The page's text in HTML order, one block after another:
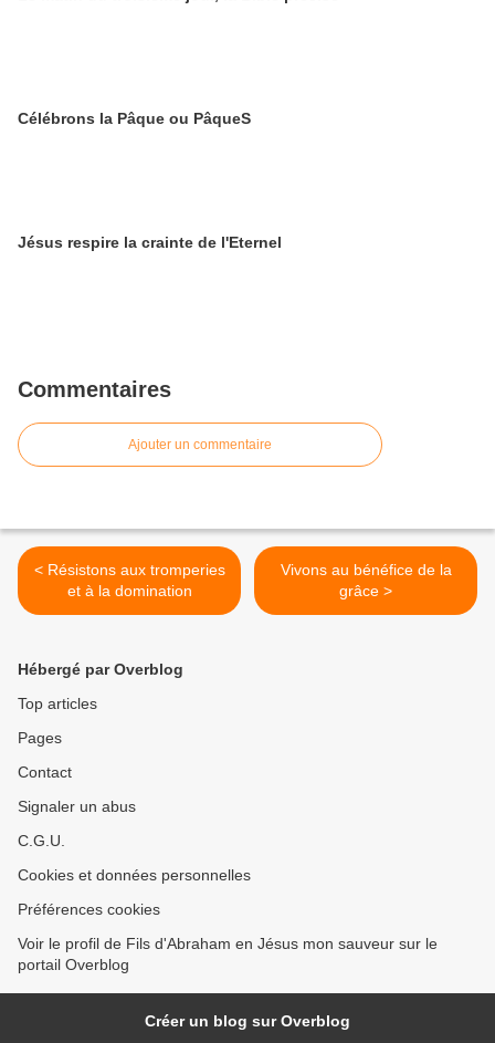
Célébrons la Pâque ou PâqueS
Jésus respire la crainte de l'Eternel
Commentaires
Ajouter un commentaire
< Résistons aux tromperies
et à la domination
Vivons au bénéfice de la
grâce >
Hébergé par Overblog
Top articles
Pages
Contact
Signaler un abus
C.G.U.
Cookies et données personnelles
Préférences cookies
Voir le profil de Fils d'Abraham en Jésus mon sauveur sur le
portail Overblog
Créer un blog sur Overblog